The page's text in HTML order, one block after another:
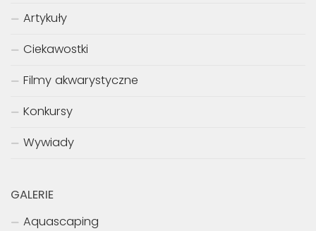
Artykuły
Ciekawostki
Filmy akwarystyczne
Konkursy
Wywiady
GALERIE
Aquascaping